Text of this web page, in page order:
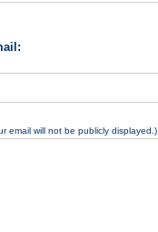
email will not be publicly displayed.)